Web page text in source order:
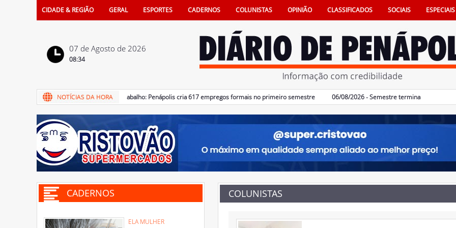
CIDADE & REGIÃO GERAL ESPORTES CADERNOS COLUNISTAS OPINIÃO CLASSIFICADOS SOCIAIS ESPECIAIS
07 de Agosto de 2026
08:34
07/08/2026 - Mercado de trabalho: Penápolis cria 617 empregos formais no primeiro semestre 06/08/2026 - Semestre termina com 617 vagas
CADERNOS
ELA MULHER
COLUNISTAS